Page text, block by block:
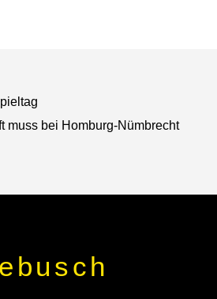
muss bei Homburg-Nümbrecht